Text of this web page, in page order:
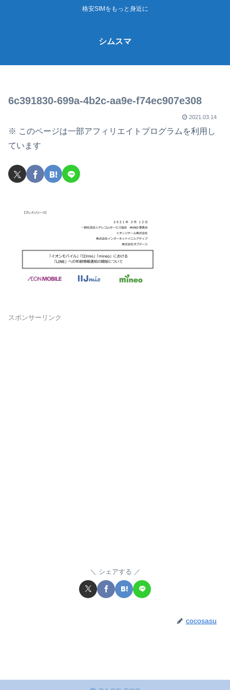
格安SIMをもっと身近に
シムスマ
6c391830-699a-4b2c-aa9e-f74ec907e308
2021.03.14
※ このページは一部アフィリエイトプログラムを利用し
ています
スポンサーリンク
シェアする
cocosasu